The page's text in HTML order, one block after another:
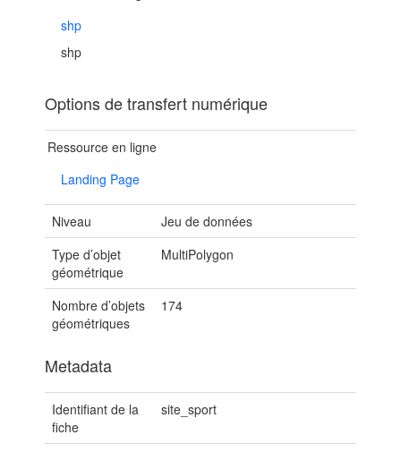
shp
shp
Options de transfert numérique
Ressource en ligne
Landing Page
Niveau
Jeu de données
Type d’objet
géométrique
MultiPolygon
Nombre d’objets
géométriques
174
Metadata
Identifiant de la
fiche
site_sport